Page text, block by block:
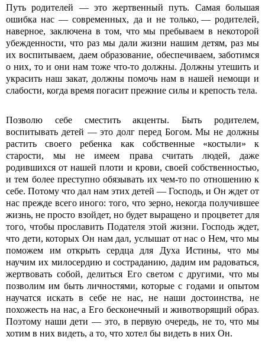
Путь родителей — это жертвенный путь. Самая большая
ошибка нас — современных, да и не только, — родителей,
наверное, заключена в том, что мы пребываем в некоторой
убежденности, что раз мы дали жизни нашим детям, раз мы
их воспитываем, даем образование, обеспечиваем, заботимся
о них, то и они нам тоже что-то должны. Должны утешить и
украсить наш закат, должны помочь нам в нашей немощи и
слабости, когда время погасит прежние силы и крепость тела.
Позволю себе сместить акценты. Быть родителем,
воспитывать детей — это долг перед Богом. Мы не должны
растить своего ребенка как собственные «костыли» к
старости, мы не имеем права считать людей, даже
родившихся от нашей плоти и крови, своей собственностью,
и тем более преступно обязывать их чем-то по отношению к
себе. Потому что дал нам этих детей — Господь, и Он ждет от
нас прежде всего иного: того, что зерно, некогда получившее
жизнь, не просто взойдет, но будет выращено и процветет для
того, чтобы прославить Подателя этой жизни. Господь ждет,
что дети, которых Он нам дал, услышат от нас о Нем, что мы
поможем им открыть сердца для Духа Истины, что мы
научим их милосердию и состраданию, дадим им радоваться,
жертвовать собой, делиться Его светом с другими, что мы
позволим им быть личностями, которые с годами и опытом
научатся искать в себе не нас, не наши достоинства, не
похожесть на нас, а Его бесконечный и животворящий образ.
Поэтому наши дети — это, в первую очередь, не то, что мы
хотим в них видеть, а то, что хотел бы видеть в них Он.